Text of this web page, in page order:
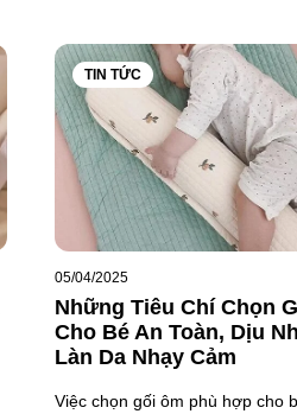
TIN TỨC
05/04/2025
Những Tiêu Chí Chọn
Cho Bé An Toàn, Dịu
Làn Da Nhạy Cảm
Việc chọn gối ôm phù hợp cho